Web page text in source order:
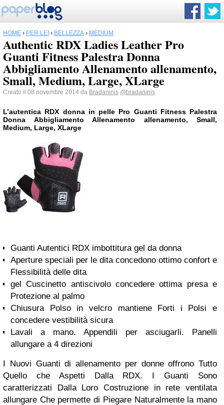
HOME › PER LEI › BELLEZZA › MEDIUM
Authentic RDX Ladies Leather Pro
Guanti Fitness Palestra Donna
Abbigliamento Allenamento allenamento,
Small, Medium, Large, XLarge
Creato il 08 novembre 2014 da Bradaninis @bradaninis
L’autentica RDX donna in pelle Pro Guanti Fitness Palestra
Donna Abbigliamento Allenamento allenamento, Small,
Medium, Large, XLarge
Guanti Autentici RDX imbottitura gel da donna
Aperture speciali per le dita concedono ottimo confort e
Flessibilità delle dita
gel Cuscinetto antiscivolo concedere ottima presa e
Protezione al palmo
Chiusura Polso in velcro mantiene Forti i Polsi e
concedere vestibilità sicura
Lavali a mano. Appendili per asciugarli. Panelli
allungare a 4 direzioni
I Nuovi Guanti di allenamento per donne offrono Tutto
Quello che Aspetti Dalla RDX. I Guanti Sono
caratterizzati Dalla Loro Costruzione in rete ventilata
allungare Che permette di Piegare Naturalmente la mano